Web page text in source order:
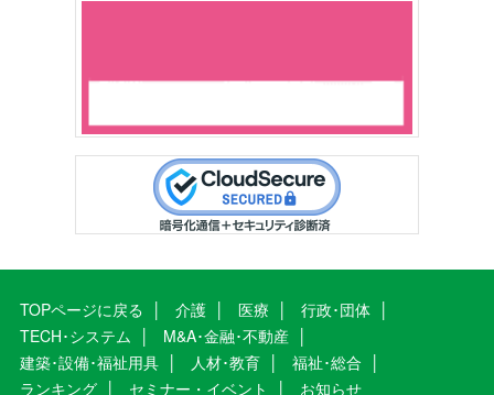
TOPページに戻る 介護 医療
行政･団体
TECH･システム
M&A･金融･不動産
建築･設備･福祉用具
人材･教育
福祉･総合
ランキング
セミナー・イベント お知らせ